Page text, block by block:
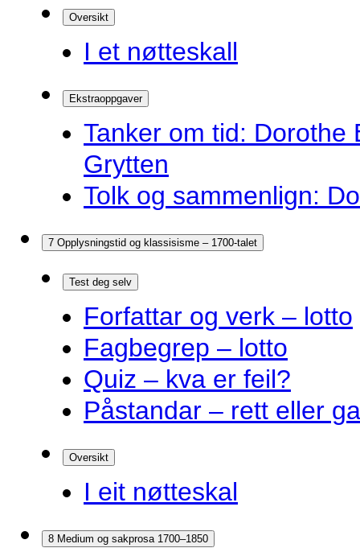
Oversikt
I et nøtteskall
Ekstraoppgaver
Tanker om tid: Dorothe
Grytten
Tolk og sammenlign:
7 Opplysningstid og klassisisme – 1700-talet
Test deg selv
Forfattar og verk – lotto
Fagbegrep – lotto
Quiz – kva er feil?
Påstandar – rett eller
Oversikt
I eit nøtteskal
8 Medium og sakprosa 1700–1850